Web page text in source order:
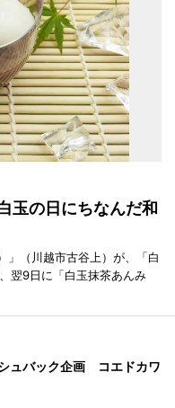
玉の日にちなんだ和
」（川越市古谷上）が、「白
翌9日に「白玉抹茶あんみ
ュバック企画 コエドカワ